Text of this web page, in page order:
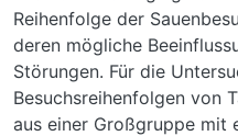
Reihenfolge der
deren mögliche
Störungen. Für die
Besuchsreihenfolgen von
aus einer Großgruppe mit